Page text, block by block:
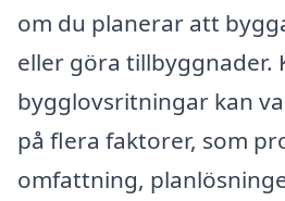
om du planerar att
eller göra tillbyggnader.
bygglovsritningar kan
på flera faktorer, som
omfattning,